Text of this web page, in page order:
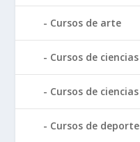
Cursos de arte
Cursos de
Cursos de
Cursos de